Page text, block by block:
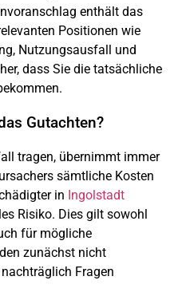
enthält das
Positionen wie
Nutzungsausfall und
dass Sie die tatsächliche
Gutachten?
tragen, übernimmt immer
sämtliche Kosten
in Ingolstadt
Risiko. Dies gilt sowohl
für mögliche
zunächst nicht
Fragen